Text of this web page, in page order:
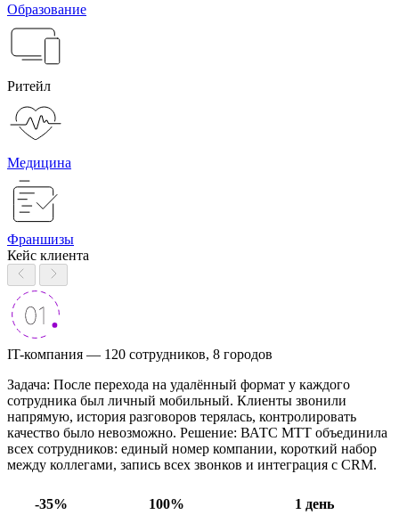
Образование
Ритейл
Медицина
Франшизы
Кейс клиента
IT-компания — 120 сотрудников, 8 городов
Задача: После перехода на удалённый формат у каждого
сотрудника был личный мобильный. Клиенты звонили
напрямую, история разговоров терялась, контролировать
качество было невозможно. Решение: ВАТС МТТ объединила
всех сотрудников: единый номер компании, короткий набор
между коллегами, запись всех звонков и интеграция с CRM.
-35% 100% 1 день